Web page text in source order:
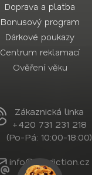
Doprava a platba
Bonusový program
Dárkové poukazy
Centrum reklamací
Ověření věku
Zákaznická linka
+420 731 231 218
(Po-Pá: 10:00-18:00)
info@nordiction.cz